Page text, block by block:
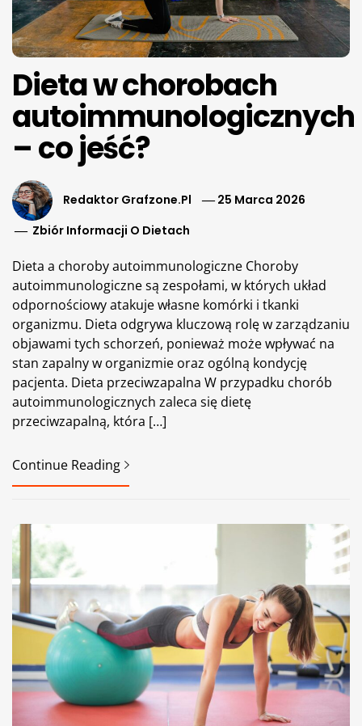
Dieta w chorobach
autoimmunologicznych
– co jeść?
Redaktor Grafzone.pl
25 Marca 2026
Zbiór Informacji O Dietach
Dieta a choroby autoimmunologiczne Choroby
autoimmunologiczne są zespołami, w których układ
odpornościowy atakuje własne komórki i tkanki
organizmu. Dieta odgrywa kluczową rolę w zarządzaniu
objawami tych schorzeń, ponieważ może wpływać na
stan zapalny w organizmie oraz ogólną kondycję
pacjenta. Dieta przeciwzapalna W przypadku chorób
autoimmunologicznych zaleca się dietę
przeciwzapalną, która […]
Continue Reading